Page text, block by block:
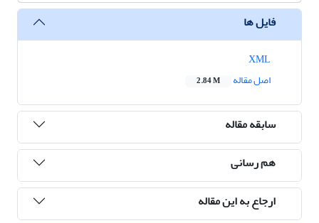
فایل ها
اصل مقاله
2.84 M
سابقه مقاله
هم رسانی
ارجاع به این مقاله